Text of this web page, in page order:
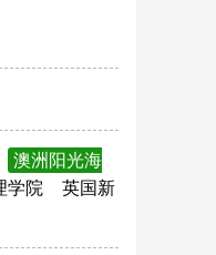
澳洲阳光海
学院
英国新